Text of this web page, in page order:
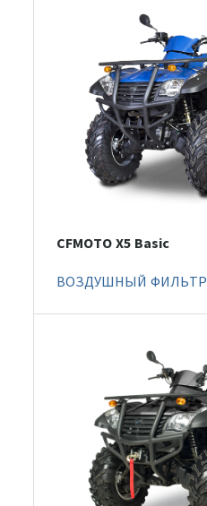
CFMOTO X5 Basic
ВОЗДУШНЫЙ ФИЛЬТР